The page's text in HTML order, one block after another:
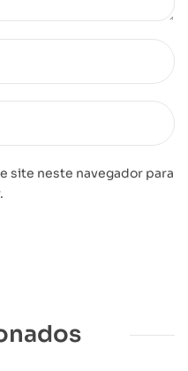
site neste navegador para